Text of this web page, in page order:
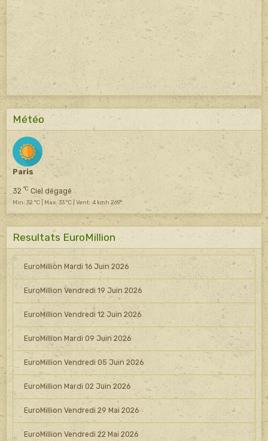
Météo
Paris
32 °C Ciel dégagé
Min: 32 °C | Max: 33 °C | Vent: 4 kmh 269°
Resultats EuroMillion
EuroMillion Mardi 16 Juin 2026
EuroMillion Vendredi 19 Juin 2026
EuroMillion Vendredi 12 Juin 2026
EuroMillion Mardi 09 Juin 2026
EuroMillion Vendredi 05 Juin 2026
EuroMillion Mardi 02 Juin 2026
EuroMillion Vendredi 29 Mai 2026
EuroMillion Vendredi 22 Mai 2026